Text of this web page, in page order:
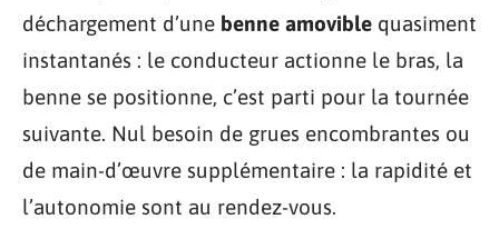
déchargement d’une benne amovible quasiment
instantanés : le conducteur actionne le bras, la
benne se positionne, c’est parti pour la tournée
suivante. Nul besoin de grues encombrantes ou
de main-d’œuvre supplémentaire : la rapidité et
l’autonomie sont au rendez-vous.